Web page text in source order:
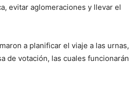
evitar aglomeraciones y llevar el
a planificar el viaje a las urnas,
de votación, las cuales funcionarán